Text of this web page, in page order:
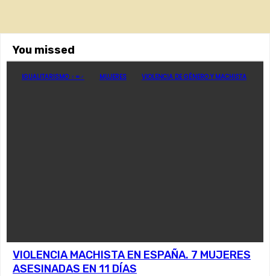
You missed
IGUALITARISMO ♀=♂ MUJERES VIOLENCIA DE GÉNERO Y MACHISTA
VIOLENCIA MACHISTA EN ESPAÑA. 7 MUJERES
ASESINADAS EN 11 DÍAS